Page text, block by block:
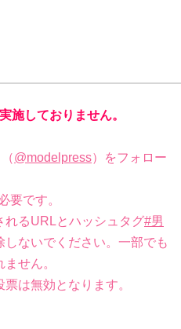
施しておりません。
@modelpress）をフォロー
要です。
れるURLとハッシュタグ#男
しないでください。一部でも
せん。
は無効となります。